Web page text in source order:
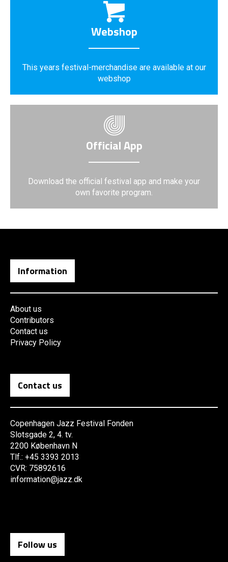
Webshop
This years festival-merchandise are available at our
webshop
Official App
Download the official festival app and make your
own favorite program.
Information
About us
Contributors
Contact us
Privacy Policy
Contact us
Copenhagen Jazz Festival Fonden
Slotsgade 2, 4. tv.
2200 København N
Tlf.: +45 3393 2013
CVR: 75892616
information@jazz.dk
Follow us